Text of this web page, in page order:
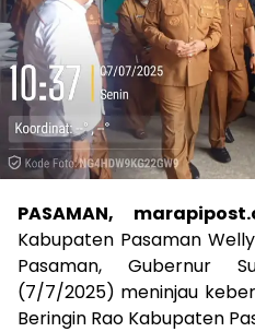
PASAMAN,
Kabupaten Pasaman
Pasaman, Gubernur
(7/7/2025) meninjau
Beringin Rao Kabupaten